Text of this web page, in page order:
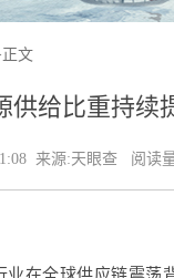
正文
供给比重持续
来源:天眼查 阅读